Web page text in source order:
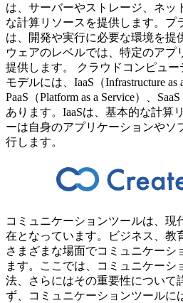
は、サーバーやストレージ、ネッ
な計算リソースを提供します。プ
は、開発や実行に必要な環境を提
ウェアのレベルでは、特定のアプ
提供します。 クラウドコンピュ
モデルには、IaaS（Infrastructure as
PaaS（Platform as a Service）、
あります。IaaSは、基本的な計算
ーは自身のアプリケーションやソ
行します。
コミュニケーションツールは、現
在となっています。ビジネス、教
さまざまな場面でコミュニケーシ
ます。ここでは、コミュニケーシ
法、さらにはその重要性について
ず、コミュニケーションツールに